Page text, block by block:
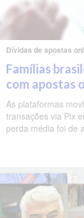
Dívidas de apostas
Famílias
com apostas
As plataformas
transações via Pix
perda média foi de